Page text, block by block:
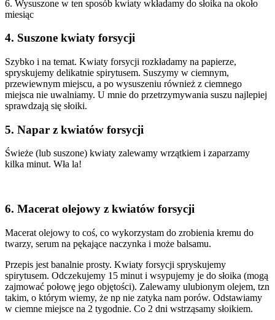
6. Wysuszone w ten sposób kwiaty wkładamy do słoika na około
miesiąc
4. Suszone kwiaty forsycji
Szybko i na temat. Kwiaty forsycji rozkładamy na papierze,
spryskujemy delikatnie spirytusem. Suszymy w ciemnym,
przewiewnym miejscu, a po wysuszeniu również z ciemnego
miejsca nie uwalniamy. U mnie do przetrzymywania suszu najlepiej
sprawdzają się słoiki.
5. Napar z kwiatów forsycji
Świeże (lub suszone) kwiaty zalewamy wrzątkiem i zaparzamy
kilka minut. Wła la!
6. Macerat olejowy z kwiatów forsycji
Macerat olejowy to coś, co wykorzystam do zrobienia kremu do
twarzy, serum na pękające naczynka i może balsamu.
Przepis jest banalnie prosty. Kwiaty forsycji spryskujemy
spirytusem. Odczekujemy 15 minut i wsypujemy je do słoika (mogą
zajmować połowę jego objętości). Zalewamy ulubionym olejem, tzn
takim, o którym wiemy, że np nie zatyka nam porów. Odstawiamy
w ciemne miejsce na 2 tygodnie. Co 2 dni wstrząsamy słoikiem.